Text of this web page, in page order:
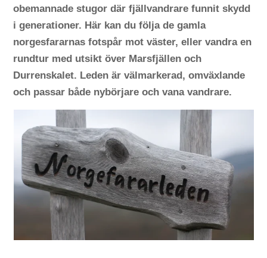
obemannade stugor där fjällvandrare funnit skydd
i generationer. Här kan du följa de gamla
norgesfararnas fotspår mot väster, eller vandra en
rundtur med utsikt över Marsfjällen och
Durrenskalet. Leden är välmarkerad, omväxlande
och passar både nybörjare och vana vandrare.